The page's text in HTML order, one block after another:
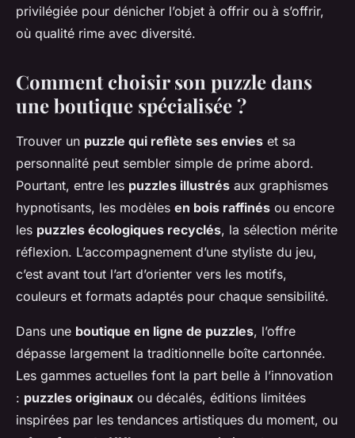
privilégiée pour dénicher l’objet à offrir ou à s’offrir,
où qualité rime avec diversité.
Comment choisir son puzzle dans
une boutique spécialisée ?
Trouver un puzzle qui reflète ses envies et sa
personnalité peut sembler simple de prime abord.
Pourtant, entre les puzzles illustrés aux graphismes
hypnotisants, les modèles en bois raffinés ou encore
les puzzles écologiques recyclés, la sélection mérite
réflexion. L’accompagnement d’une styliste du jeu,
c’est avant tout l’art d’orienter vers les motifs,
couleurs et formats adaptés pour chaque sensibilité.
Dans une boutique en ligne de puzzles, l’offre
dépasse largement la traditionnelle boîte cartonnée.
Les gammes actuelles font la part belle à l’innovation
: puzzles originaux ou décalés, éditions limitées
inspirées par les tendances artistiques du moment, ou